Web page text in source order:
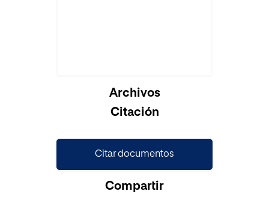
Archivos
Citación
Citar documentos
Compartir